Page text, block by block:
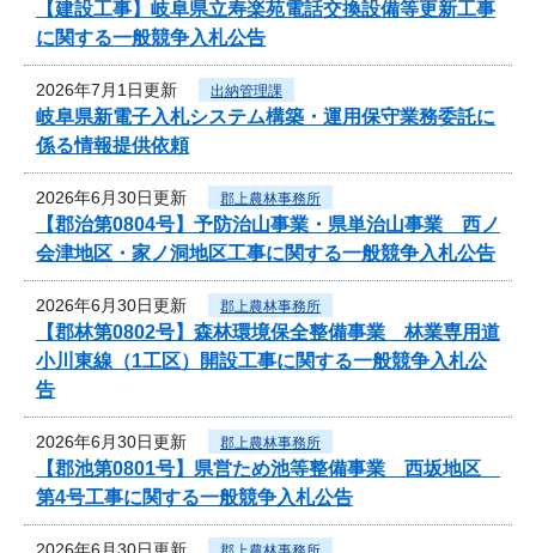
【建設工事】岐阜県立寿楽苑電話交換設備等更新工事
に関する一般競争入札公告
2026年7月1日更新 出納管理課
岐阜県新電子入札システム構築・運用保守業務委託に
係る情報提供依頼
2026年6月30日更新 郡上農林事務所
【郡治第0804号】予防治山事業・県単治山事業 西ノ
会津地区・家ノ洞地区工事に関する一般競争入札公告
2026年6月30日更新 郡上農林事務所
【郡林第0802号】森林環境保全整備事業 林業専用道
小川東線（1工区）開設工事に関する一般競争入札公
告
2026年6月30日更新 郡上農林事務所
【郡池第0801号】県営ため池等整備事業 西坂地区
第4号工事に関する一般競争入札公告